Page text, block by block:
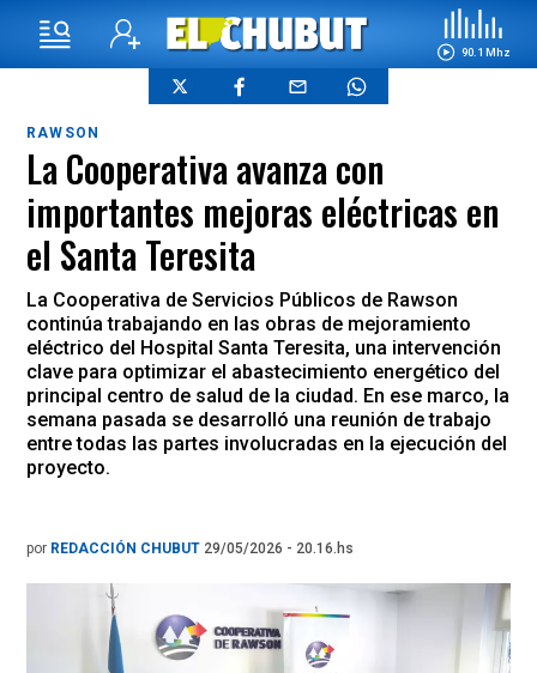
90.1 Mhz
RAWSON
La Cooperativa avanza con
importantes mejoras eléctricas en
el Santa Teresita
La Cooperativa de Servicios Públicos de Rawson
continúa trabajando en las obras de mejoramiento
eléctrico del Hospital Santa Teresita, una intervención
clave para optimizar el abastecimiento energético del
principal centro de salud de la ciudad. En ese marco, la
semana pasada se desarrolló una reunión de trabajo
entre todas las partes involucradas en la ejecución del
proyecto.
por REDACCIÓN CHUBUT 29/05/2026 - 20.16.hs